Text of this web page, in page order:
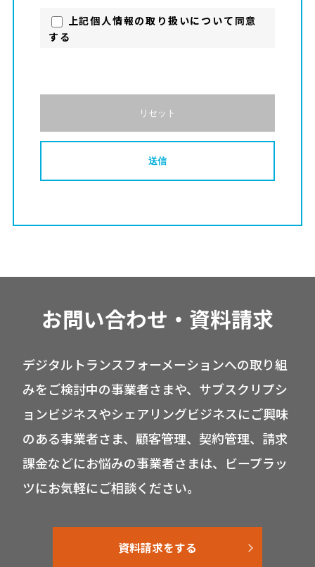
上記個人情報の取り扱いについて同意
する
お問い合わせ・資料請求
デジタルトランスフォーメーションへの取り組
みをご検討中の事業者さまや、サブスクリプシ
ョンビジネスやシェアリングビジネスにご興味
のある事業者さま、顧客管理、契約管理、請求
課金などにお悩みの事業者さまは、ビープラッ
ツにお気軽にご相談ください。
資料請求をする